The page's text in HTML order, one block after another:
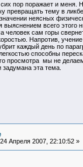
пор поражает и меня.
превращать тему в
неясных
выяснением всего этого
человек сам горы
Напротив,
каждый день по
способны
просмотра мы не
задумана эта тема.
24 Апреля 2007, 22:10:52 »